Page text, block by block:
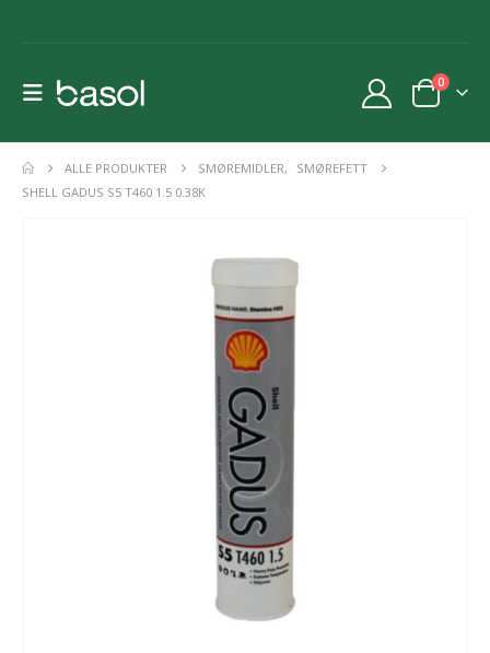
0
ALLE PRODUKTER SMØREMIDLER,
SMØREFETT
SHELL GADUS S5 T460 1.5 0.38K